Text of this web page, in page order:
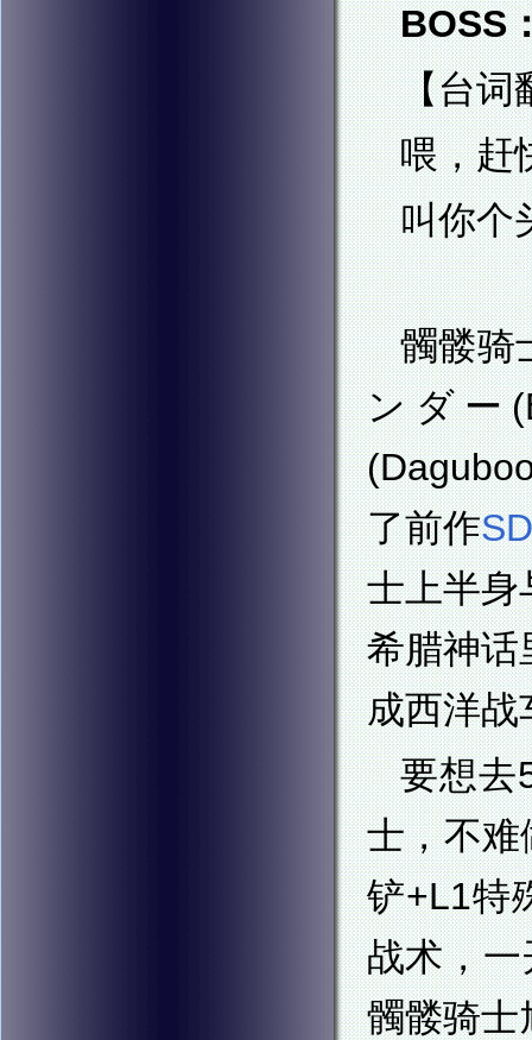
BOSS
【台词
喂，赶
叫你个
髑髅骑
ンダー
了前作
士上半身
希腊神话
成西洋战
要想去
士，不难
铲+L1特
战术，
髑髅骑士